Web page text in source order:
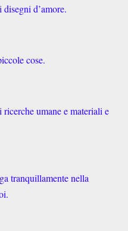
d’amore.
cose.
umane e materiali e
tranquillamente nella